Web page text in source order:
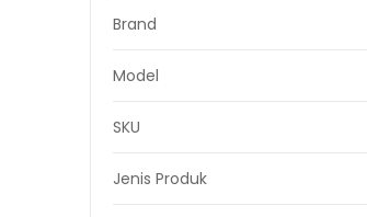
Brand
Model
SKU
Jenis Produk